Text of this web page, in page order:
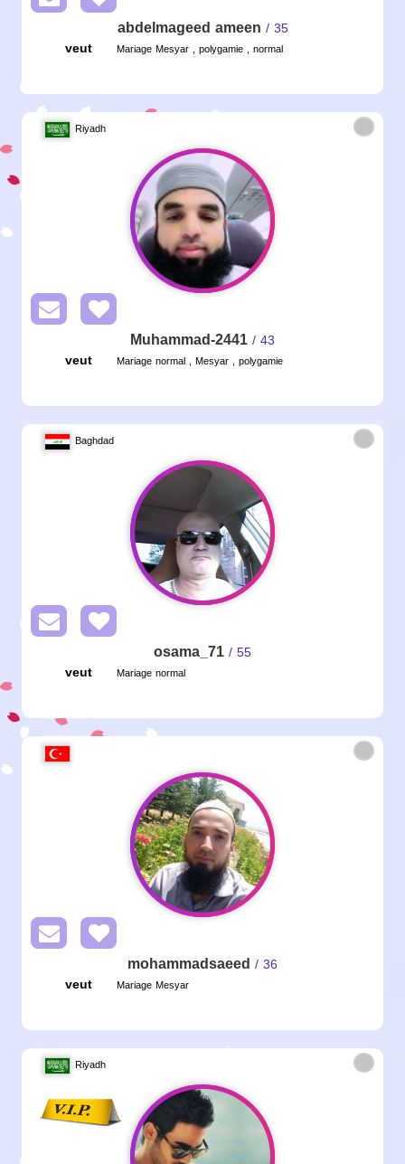
abdelmageed ameen / 35
veut
Mariage Mesyar , polygamie , normal
Riyadh
Muhammad-2441/ 43
veut
Mariage normal , Mesyar , polygamie
Baghdad
osama_71/ 55
veut
Mariage normal
mohammadsaeed / 36
veut
Mariage Mesyar
Riyadh